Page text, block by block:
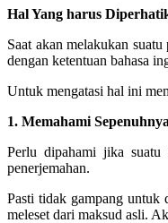
Hal Yang harus
Saat akan melakukan
dengan ketentuan bahasa
Untuk mengatasi hal ini
1. Memahami
Perlu dipahami jika suatu
penerjemahan.
Pasti tidak gampang untuk
meleset dari maksud asli.